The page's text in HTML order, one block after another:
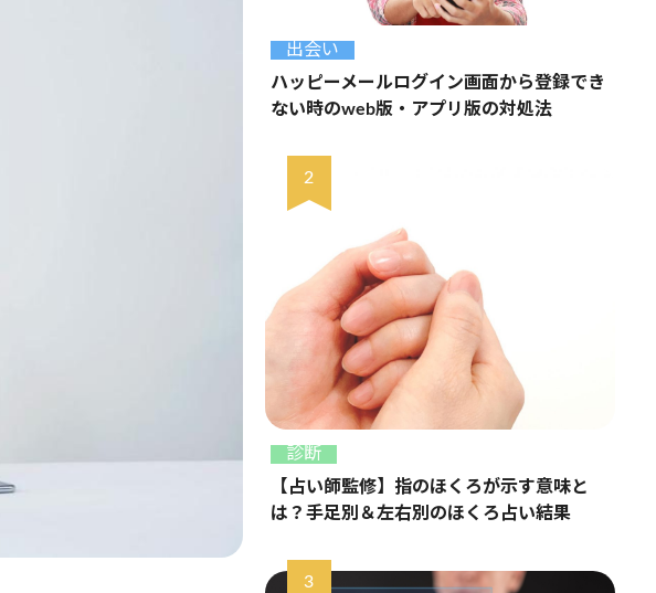
出会い
ハッピーメールログイン画面から登録でき
ない時のweb版・アプリ版の対処法
診断
【占い師監修】指のほくろが示す意味と
は？手足別＆左右別のほくろ占い結果